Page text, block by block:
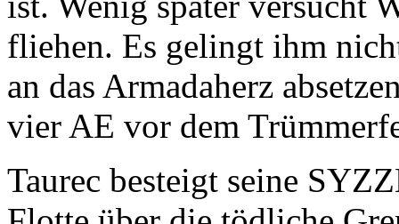
fliehen. Es gelingt ihm
an das Armadaherz
vier AE vor dem
Taurec besteigt seine